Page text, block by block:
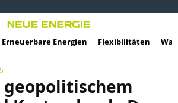
Erneuerbare Energien Flexibilitäten
geopolitischem